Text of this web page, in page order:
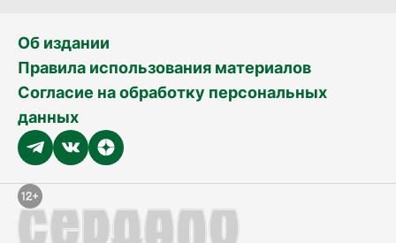
Об издании
Правила использования материалов
Согласие на обработку персональных
данных